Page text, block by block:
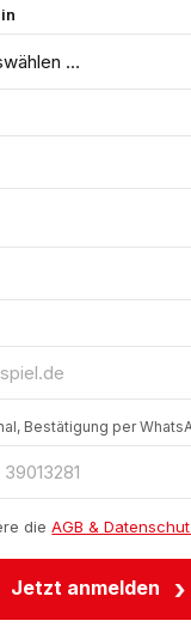
Bestätigung per
die AGB &
Jetzt anmelden ›